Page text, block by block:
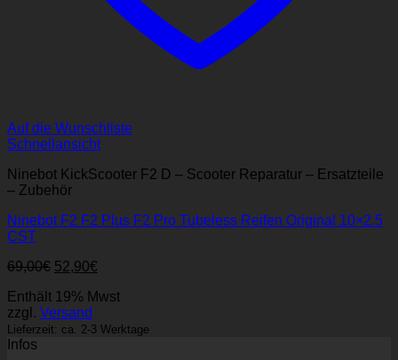
Auf die Wunschliste
Schnellansicht
Ninebot KickScooter F2 D – Scooter Reparatur – Ersatzteile
– Zubehör
Ninebot F2 F2 Plus F2 Pro Tubeless Reifen Original 10×2.5
CST
69,00€ Ursprünglicher
war:
69,00€
52,90€
ist:
Enthält 19% Mwst
zzgl. Versand
Lieferzeit: ca. 2-3 Werktage
Infos